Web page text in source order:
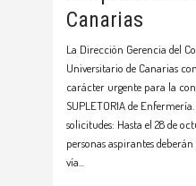
Canarias
La Dirección Gerencia del
Universitario de Canarias
carácter urgente para la
SUPLETORIA de
solicitudes: Hasta el 28 de
personas aspirantes
vía